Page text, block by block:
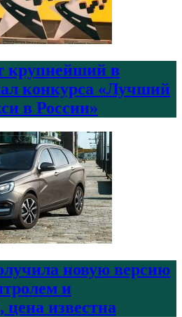
крупнейший в
конкурса «Лучший
в России»
новую версию
и
цена известна